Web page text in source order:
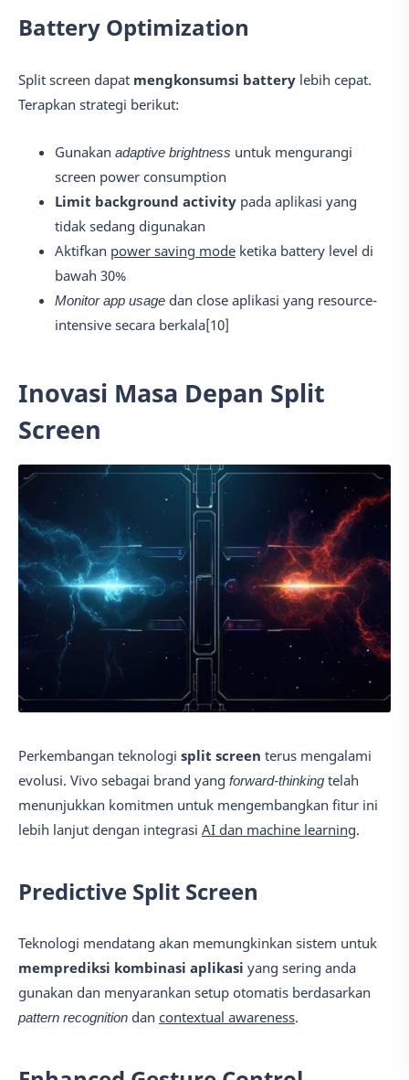
Battery Optimization
Split screen dapat mengkonsumsi battery lebih cepat.
Terapkan strategi berikut:
Gunakan adaptive brightness untuk mengurangi
screen power consumption
Limit background activity pada aplikasi yang
tidak sedang digunakan
Aktifkan power saving mode ketika battery level di
bawah 30%
Monitor app usage dan close aplikasi yang resource-
intensive secara berkala[10]
Inovasi Masa Depan Split
Screen
Perkembangan teknologi split screen terus mengalami
evolusi. Vivo sebagai brand yang forward-thinking telah
menunjukkan komitmen untuk mengembangkan fitur ini
lebih lanjut dengan integrasi AI dan machine learning.
Predictive Split Screen
Teknologi mendatang akan memungkinkan sistem untuk
memprediksi kombinasi aplikasi yang sering anda
gunakan dan menyarankan setup otomatis berdasarkan
pattern recognition dan contextual awareness.